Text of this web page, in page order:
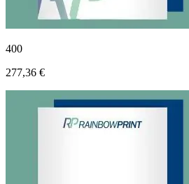
400
277,36 €